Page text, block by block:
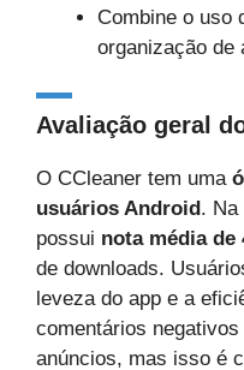
Combine o uso
organização de
Avaliação geral
O CCleaner tem uma
usuários Android. Na
possui nota média de
de downloads.
leveza do app e a
comentários
anúncios, mas isso é